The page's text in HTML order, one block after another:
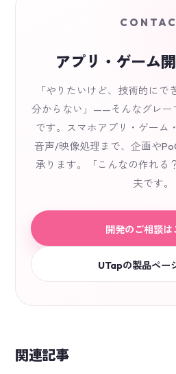
アプリ・ゲーム
「やりたいけど、技術的にで
分からない」——そんなグレー
です。スマホアプリ・ゲーム
音声/映像処理まで、企画や
承ります。「こんなの作れる
夫です。
開発のご相談は
UTapの製品ペー
関連記事